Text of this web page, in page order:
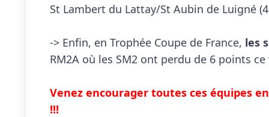
St Lambert du Lattay/St Aubin de Luigné
-> Enfin, en Trophée Coupe de France, les
RM2A où les SM2 ont perdu de 6 points
Venez encourager toutes ces équipes
!!!